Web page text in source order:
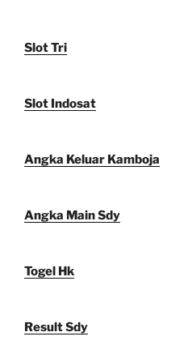
Slot Tri
Slot Indosat
Angka Keluar Kamboja
Angka Main Sdy
Togel Hk
Result Sdy